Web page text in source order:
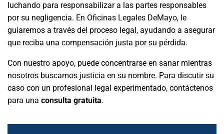
luchando para responsabilizar a las partes responsables
por su negligencia. En Oficinas Legales DeMayo, le
guiaremos a través del proceso legal, ayudando a asegurar
que reciba una compensación justa por su pérdida.
Con nuestro apoyo, puede concentrarse en sanar mientras
nosotros buscamos justicia en su nombre. Para discutir su
caso con un profesional legal experimentado, contáctenos
para una consulta gratuita.